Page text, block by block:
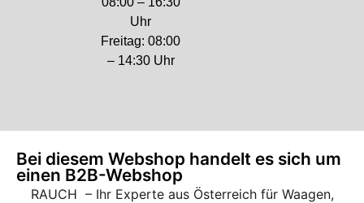
Uhr
Freitag: 08:00
– 14:30 Uhr
Bei diesem Webshop handelt es sich um
einen B2B-Webshop
RAUCH – Ihr Experte aus Österreich für Waagen,